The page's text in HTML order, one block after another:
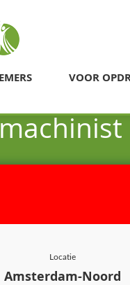
VOOR
Locatie
Amsterdam-Noord